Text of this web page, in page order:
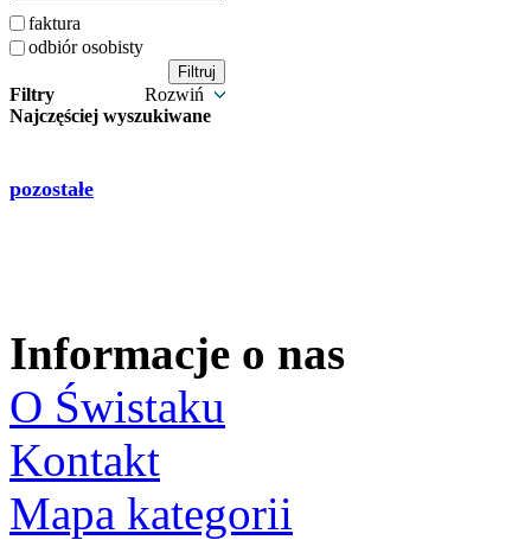
faktura
odbiór osobisty
Filtry
Rozwiń
Najczęściej wyszukiwane
pozostałe
Informacje o nas
O Świstaku
Kontakt
Mapa kategorii